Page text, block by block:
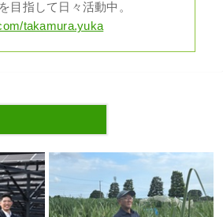
目指して日々活動中。
takamura.yuka